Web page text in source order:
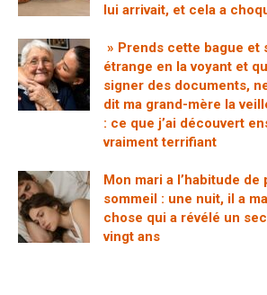
lui arrivait, et cela a
» Prends cette bague et
étrange en la voyant et
signer des documents,
dit ma grand-mère la
: ce que j’ai découvert
vraiment terrifiant
Mon mari a l’habitude de
sommeil : une nuit, il a
chose qui a révélé un
vingt ans